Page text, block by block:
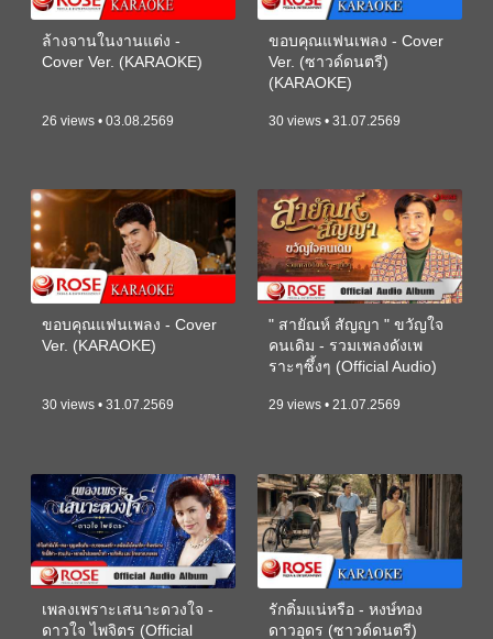
ล้างจานในงานแต่ง -
Cover Ver. (KARAOKE)
26 views • 03.08.2569
ขอบคุณแฟนเพลง - Cover
Ver. (ซาวด์ดนตรี)
(KARAOKE)
30 views • 31.07.2569
ขอบคุณแฟนเพลง - Cover
Ver. (KARAOKE)
30 views • 31.07.2569
" สายัณห์ สัญญา " ขวัญใจ
คนเดิม - รวมเพลงดังเพ
ราะๆซึ้งๆ (Official Audio)
29 views • 21.07.2569
เพลงเพราะเสนาะดวงใจ -
ดาวใจ ไพจิตร (Official
รักติ๋มแน่หรือ - หงษ์ทอง
ดาวอุดร (ซาวด์ดนตรี)